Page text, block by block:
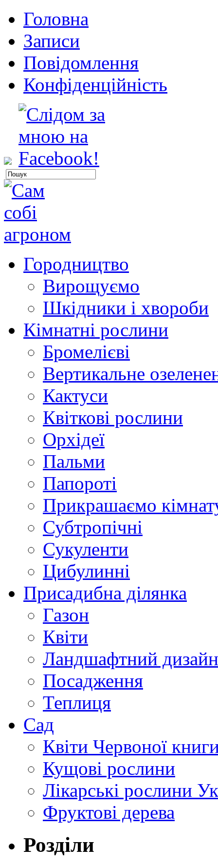
Головна
Записи
Повідомлення
Конфіденційність
Городництво
Вирощуємо
Шкідники і хвороби
Кімнатні рослини
Бромелієві
Вертикальне
Кактуси
Квіткові рослини
Орхідеї
Пальми
Папороті
Прикрашаємо
Субтропічні
Сукуленти
Цибулинні
Присадибна ділянка
Газон
Квіти
Ландшафтний дизайн
Посадження
Теплиця
Сад
Квіти Червоної
Кущові рослини
Лікарські рослини
Фруктові дерева
Розділи